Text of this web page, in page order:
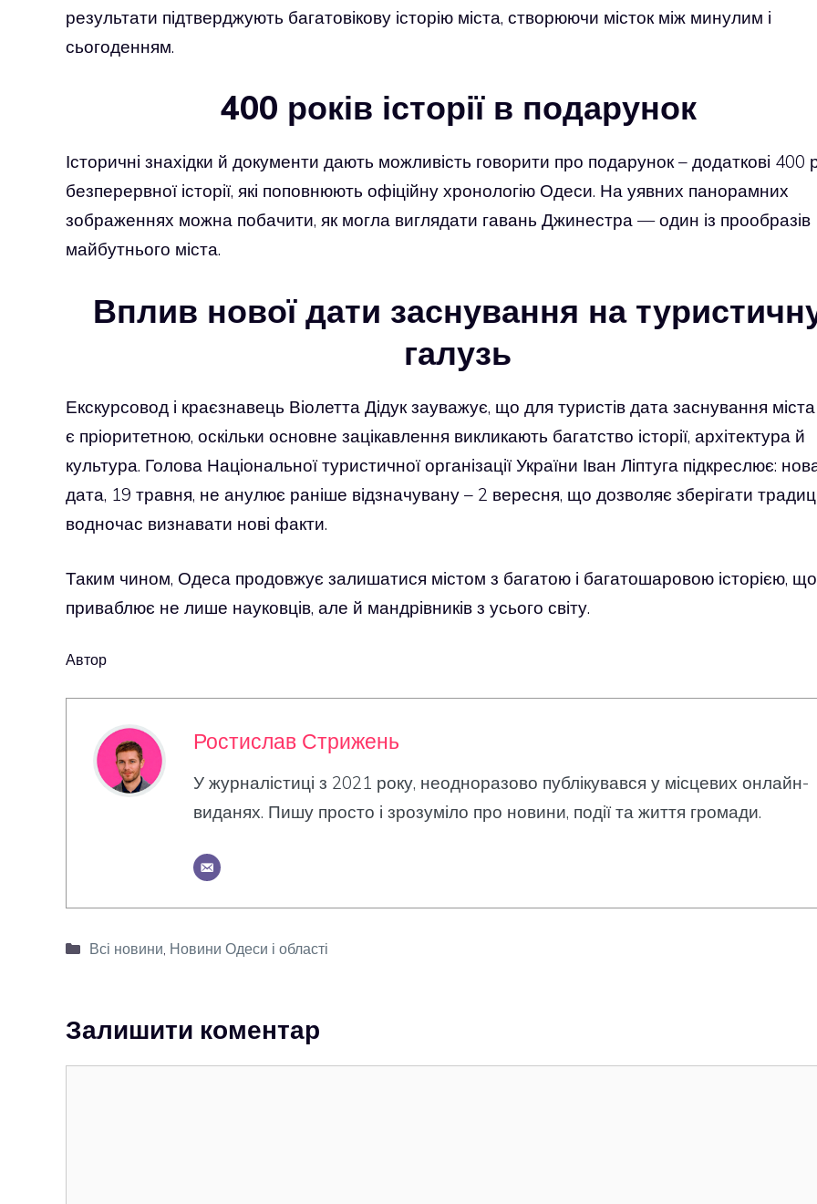
результати підтверджують багатовікову історію міста, створюючи місток між минулим і
сьогоденням.
400 років історії в подарунок
Історичні знахідки й документи дають можливість говорити про подарунок – додаткові 400
безперервної історії, які поповнюють офіційну хронологію Одеси. На уявних панорамних
зображеннях можна побачити, як могла виглядати гавань Джинестра — один із прообразів
майбутнього міста.
Вплив нової дати заснування на
галузь
Екскурсовод і краєзнавець Віолетта Дідук зауважує, що для туристів дата заснування
є пріоритетною, оскільки основне зацікавлення викликають багатство історії, архітектура й
культура. Голова Національної туристичної організації України Іван Ліптуга підкреслює:
дата, 19 травня, не анулює раніше відзначувану – 2 вересня, що дозволяє зберігати
водночас визнавати нові факти.
Таким чином, Одеса продовжує залишатися містом з багатою і багатошаровою історією, що
приваблює не лише науковців, але й мандрівників з усього світу.
Автор
Ростислав Стрижень
У журналістиці з 2021 року, неодноразово публікувався у місцевих онлайн-
виданях. Пишу просто і зрозуміло про новини, події та життя громади.
Категорії
Всі новини, Новини Одеси і області
Залишити коментар